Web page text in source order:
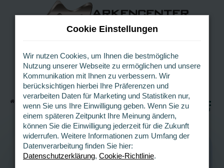
Z
i
MENÜ
Startseite Gebrauchtwagen Dortmund
Cookie Einstellungen
Wir nutzen Cookies, um Ihnen die bestmögliche
Nutzung unserer Webseite zu ermöglichen und unsere
Kommunikation mit Ihnen zu verbessern. Wir
berücksichtigen hierbei Ihre Präferenzen und
verarbeiten Daten für Marketing und Statistiken nur,
wenn Sie uns Ihre Einwilligung geben. Wenn Sie zu
einem späteren Zeitpunkt Ihre Meinung ändern,
können Sie die Einwilligung jederzeit für die Zukunft
widerrufen. Weitere Informationen zum Umfang der
Datenverarbeitung finden Sie hier:
Datenschutzerklärung, Cookie-Richtlinie.